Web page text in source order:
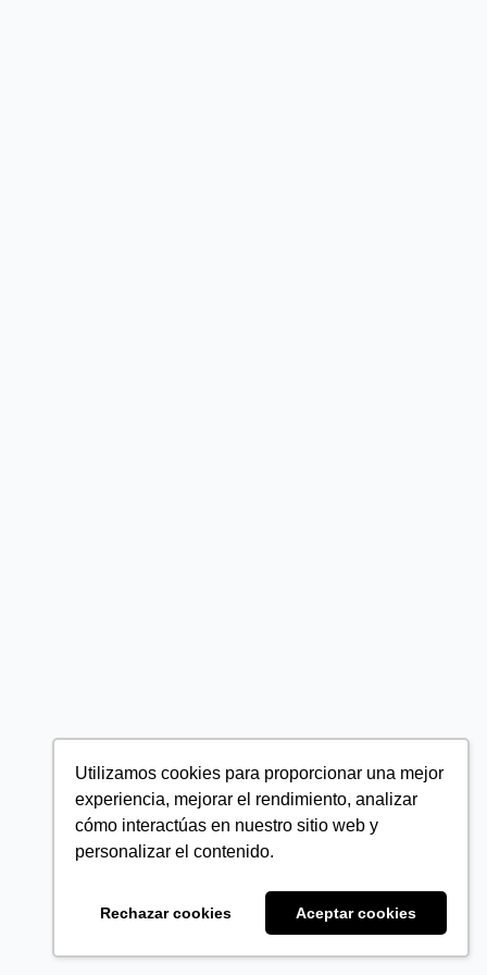
Utilizamos cookies para proporcionar una mejor
experiencia, mejorar el rendimiento, analizar
cómo interactúas en nuestro sitio web y
personalizar el contenido.
Rechazar cookies Aceptar cookies